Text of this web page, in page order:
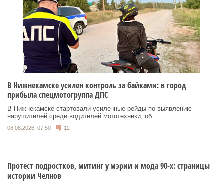
В Нижнекамске усилен контроль за байками: в город
прибыла спецмотогруппа ДПС
В Нижнекамске стартовали усиленные рейды по выявлению
нарушителей среди водителей мототехники, об ...
08.08.2026, 07:50 12
Протест подростков, митинг у мэрии и мода 90-х: страницы
истории Челнов